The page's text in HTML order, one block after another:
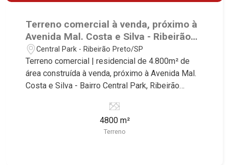
Terreno comercial à venda, próximo à
Avenida Mal. Costa e Silva - Ribeirão
Preto/SP.
Central Park - Ribeirão Preto/SP
Terreno comercial | residencial de 4.800m² de
área construída à venda, próximo à Avenida Mal.
Costa e Silva - Bairro Central Park, Ribeirão
imóvel que a Martinelli Imobiliária selecionou
aprovado de 96 apartamentos de uma vaga com
4800 m²
Terreno